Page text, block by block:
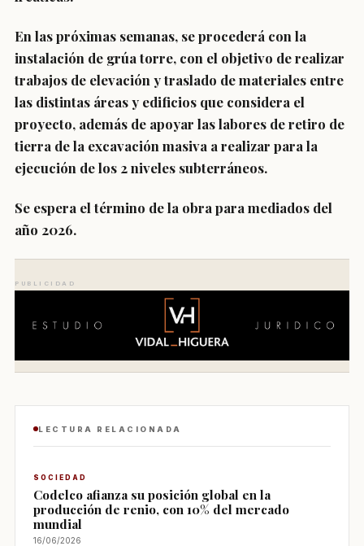
En las próximas semanas, se procederá con la
instalación de grúa torre, con el objetivo de realizar
trabajos de elevación y traslado de materiales entre
las distintas áreas y edificios que considera el
proyecto, además de apoyar las labores de retiro de
tierra de la excavación masiva a realizar para la
ejecución de los 2 niveles subterráneos.
Se espera el término de la obra para mediados del
año 2026.
PUBLICIDAD
LECTURA RELACIONADA
SOCIEDAD
Codelco afianza su posición global en la
producción de renio, con 10% del mercado
mundial
16/06/2026